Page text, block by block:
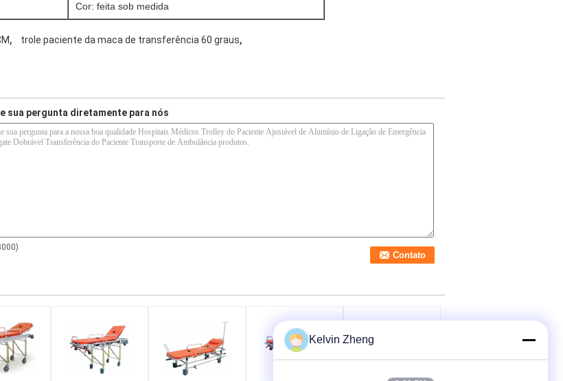
Cor: feita sob medida
, trole paciente da maca de transferência 60 graus,
sua pergunta diretamente para nós
Kelvin Zheng